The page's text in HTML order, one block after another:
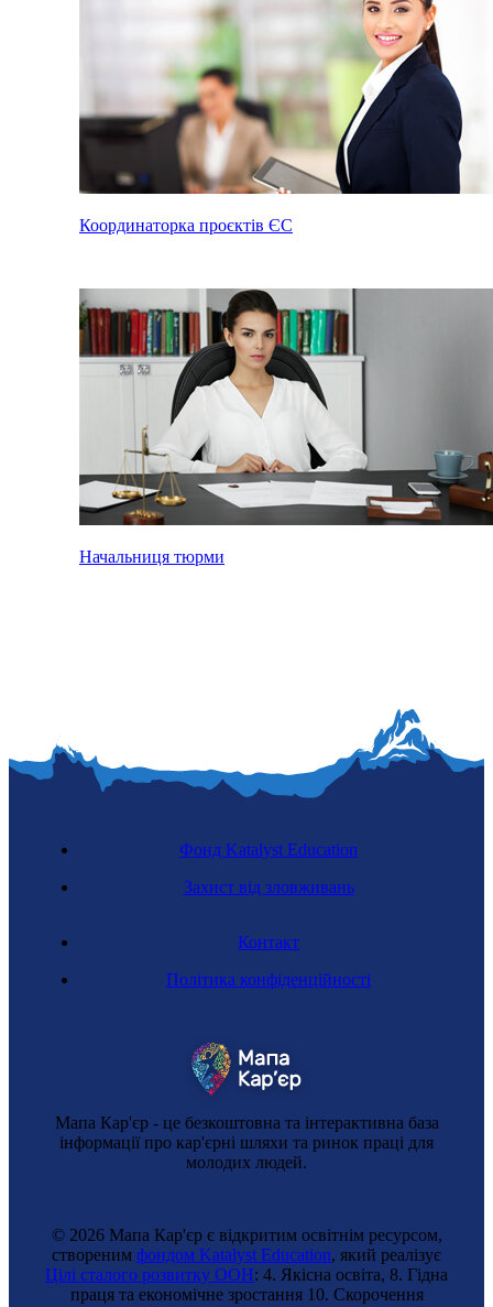
Координаторка проєктів ЄС
Начальниця тюрми
Мапа Кар'єр - це безкоштовна та інтерактивна база
інформації про кар'єрні шляхи та ринок праці для
молодих людей.
Контакт
Політика конфіденційності
Фонд Katalyst Education
Захист від зловживань
© 2026 Мапа Кар'єр є відкритим освітнім ресурсом,
створеним фондом Katalyst Education, який реалізує
Цілі сталого розвитку ООН: 4. Якісна освіта, 8. Гідна
праця та економічне зростання 10. Cкорочення